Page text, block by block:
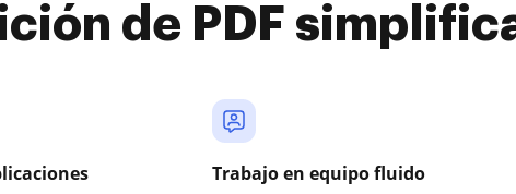
de PDF
Trabajo en equipo fluido